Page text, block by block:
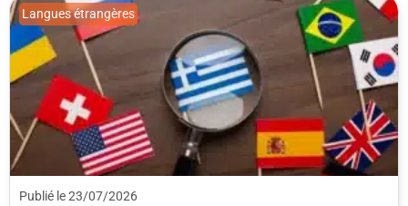
Publié le 23/07/2026
Langues étrangères